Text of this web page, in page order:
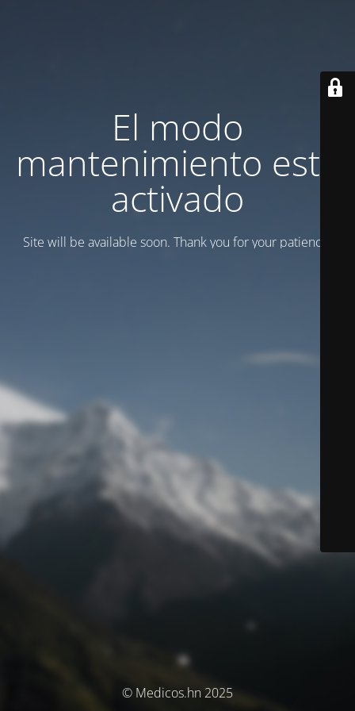
El modo
mantenimiento está
activado
Site will be available soon. Thank you for your patience!
© Medicos.hn 2025